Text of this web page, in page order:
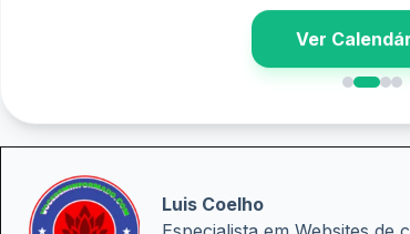
Ver
Luis Coelho